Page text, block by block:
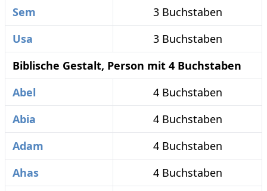
Sem
3 Buchstaben
Usa
3 Buchstaben
Biblische Gestalt, Person mit 4 Buchstaben
Abel
4 Buchstaben
Abia
4 Buchstaben
Adam
4 Buchstaben
Ahas
4 Buchstaben